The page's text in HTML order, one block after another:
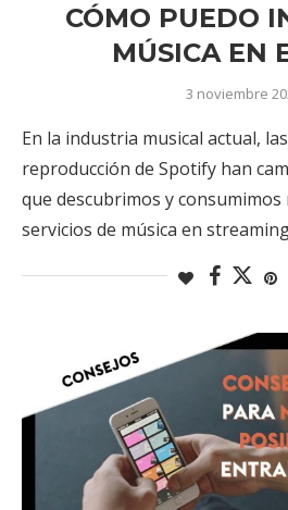
CÓMO PUEDO
MÚSICA EN
3 noviembre
En la industria musical actual,
reproducción de Spotify han
que descubrimos y consumimos
servicios de música en